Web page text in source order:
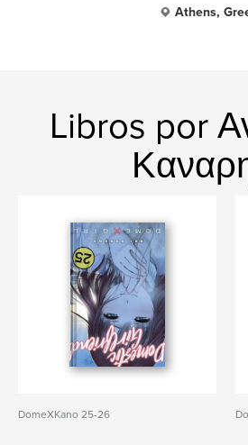
Athens,
Libros por
DomeXKano 25-26